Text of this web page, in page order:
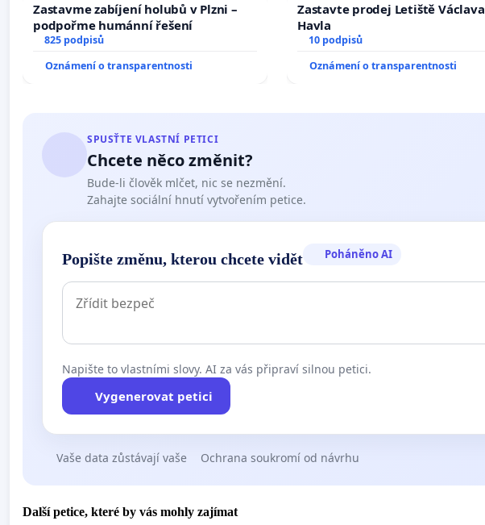
Zastavme zabíjení holubů v Plzni –
podpořme humánní řešení
825 podpisů
Oznámení o transparentnosti
Zastavte prodej Letiště Václava
Havla
10 podpisů
Oznámení o transparentnosti
SPUSŤTE VLASTNÍ PETICI
Chcete něco změnit?
Bude-li člověk mlčet, nic se nezmění.
Zahajte sociální hnutí vytvořením petice.
Popište změnu, kterou chcete vidět Poháněno AI
Napište to vlastními slovy. AI za vás připraví silnou petici.
Vygenerovat petici
Vaše data zůstávají vaše Ochrana soukromí od návrhu
Další petice, které by vás mohly zajímat